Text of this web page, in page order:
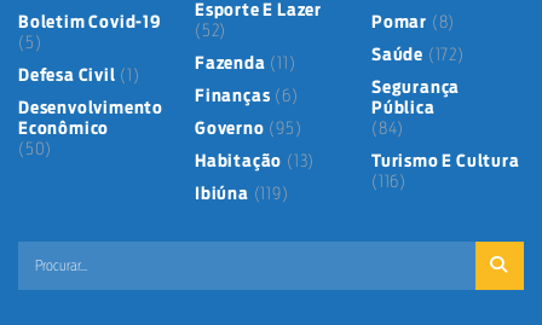
Boletim Covid-19
(5)
Defesa Civil (1)
Desenvolvimento
Econômico
(50)
Esporte E Lazer
(52)
Fazenda (11)
Finanças (6)
Governo (95)
Habitação (13)
Ibiúna (119)
Pomar (8)
Saúde (172)
Segurança
Pública
(84)
Turismo E Cultura
(116)